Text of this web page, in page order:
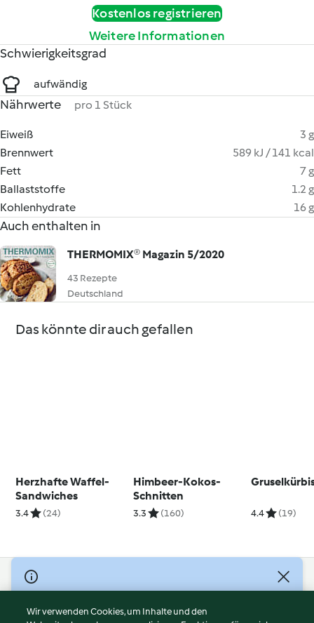
Kostenlos registrieren
Weitere Informationen
Schwierigkeitsgrad
aufwändig
Nährwerte pro 1 Stück
Eiweiß
3 g
Brennwert
589 kJ / 141 kcal
Fett
7 g
Ballaststoffe
1.2 g
Kohlenhydrate
16 g
Auch enthalten in
THERMOMIX® Magazin 5/2020
43 Rezepte
Deutschland
Das könnte dir auch gefallen
Herzhafte Waffel-
Sandwiches
3.4 (24)
Himbeer-Kokos-
Schnitten
3.3 (160) 4.4 (19)
© Copyright 2026
Nutzungsbedingungen
Wir verwenden Cookies, um Inhalte und den